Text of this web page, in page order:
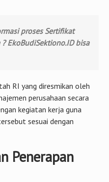
proses Sertifikat
EkoBudiSektiono.ID bisa
RI yang diresmikan oleh
perusahaan secara
kegiatan kerja guna
sesuai dengan
Penerapan